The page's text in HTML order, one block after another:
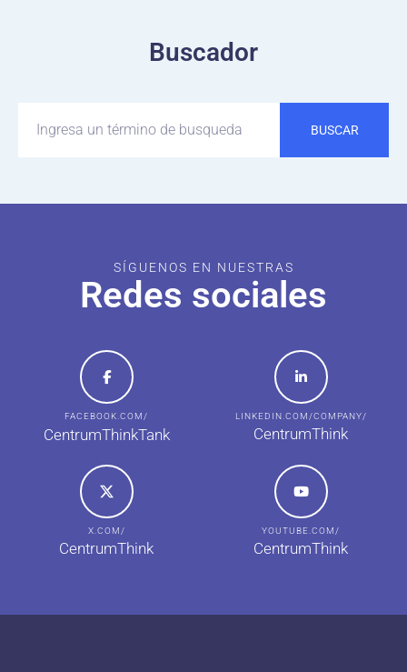
Buscador
BUSCAR
SÍGUENOS EN NUESTRAS
Redes sociales
FACEBOOK.COM/
CentrumThinkTank
LINKEDIN.COM/COMPANY/
CentrumThink
X.COM/
CentrumThink
YOUTUBE.COM/
CentrumThink